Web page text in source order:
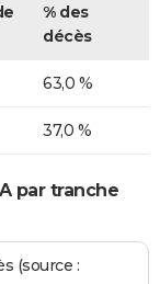
% des
décès
63,0 %
37,0 %
par tranche
(source :